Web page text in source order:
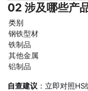
02 涉及哪些产
类别
钢铁型材
铁制品
其他金属
铝制品
自查建议 ：立即对照